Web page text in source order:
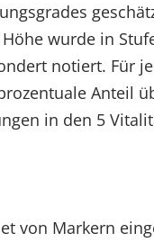
wurde in
notiert. Für
Anteil
in den 5
von Markern